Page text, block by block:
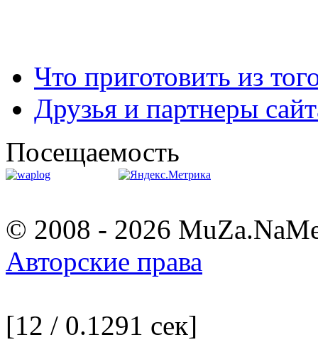
Что приготовить из
Друзья и партнеры
Посещаемость
© 2008 - 2026
Авторские права
[12 / 0.1291 сек]